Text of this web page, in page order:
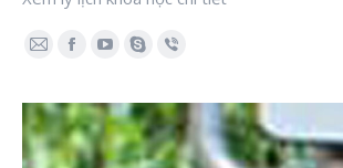
E-
Facebook
YouTube
SkypeViber